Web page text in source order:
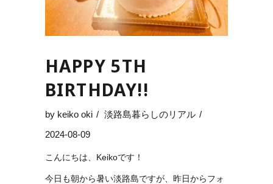
HAPPY 5TH
BIRTHDAY!!
by keiko oki
淡路島暮らしのリアル
2024-08-09
こんにちは、Keikoです！
今日も朝から暑い淡路島ですが、昨日からフォ